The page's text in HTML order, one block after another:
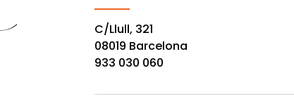
C/Llull, 321
08019 Barcelona
933 030 060